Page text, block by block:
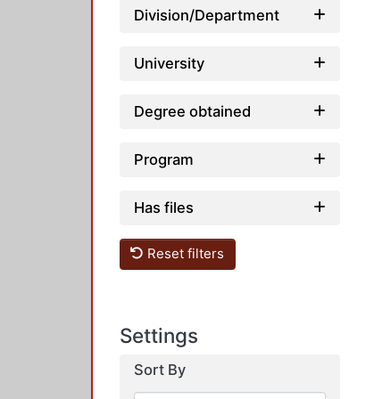
Division/Department
University
Degree obtained
Program
Has files
Reset filters
Settings
Sort By